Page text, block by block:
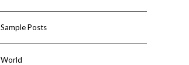
Sample Posts
World